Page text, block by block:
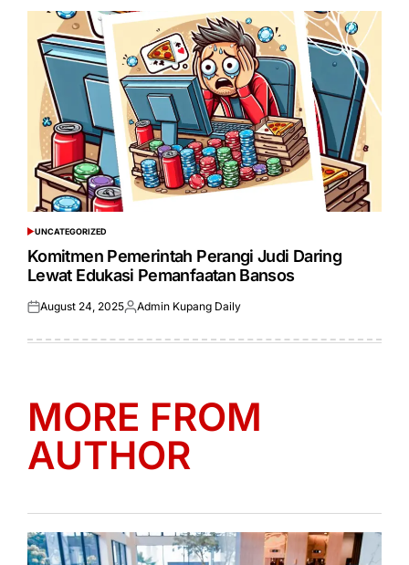
POSTED
IN
UNCATEGORIZED
Komitmen Pemerintah Perangi Judi Daring
Lewat Edukasi Pemanfaatan Bansos
Posted
August 24, 2025Posted
Admin Kupang Daily
MORE FROM
AUTHOR